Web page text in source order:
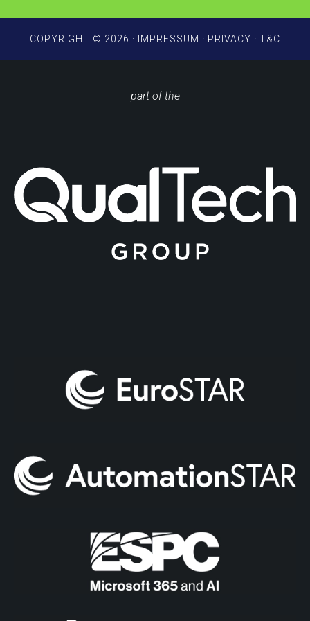
COPYRIGHT © 2026 · IMPRESSUM · PRIVACY · T&C
part of the